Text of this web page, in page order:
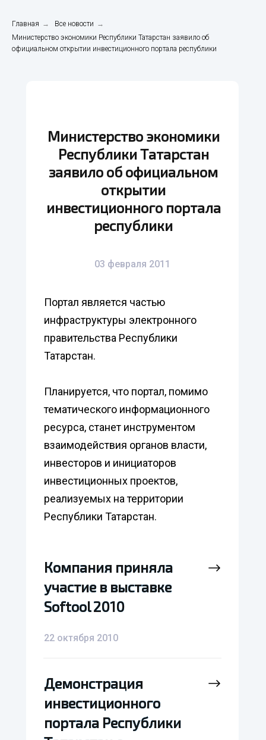
Главная → Все новости →
Министерство экономики Республики Татарстан заявило об
официальном открытии инвестиционного портала республики
Министерство экономики
Республики Татарстан
заявило об официальном
открытии
инвестиционного портала
республики
Портал является частью
инфраструктуры электронного
правительства Республики
Татарстан.
Планируется, что портал, помимо
тематического информационного
ресурса, станет инструментом
взаимодействия органов власти,
инвесторов и инициаторов
инвестиционных проектов,
реализуемых на территории
Республики Татарстан.
Компания приняла
участие в выставке
Softool 2010
Демонстрация
инвестиционного
портала Республики
22 октября 2010
03 февраля 2011
Компания приняла
участие в выставке
Softool 2010
Демонстрация
инвестиционного
портала Республики